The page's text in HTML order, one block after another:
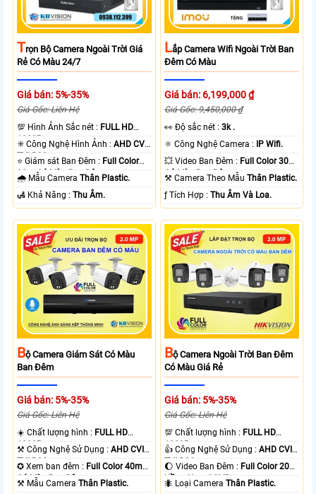
TRọn Bộ Camera Ngoài Trời Giá
Rẻ Có Màu 24/7
Giá bán: 5%-35%
Giá Gốc: Liên Hệ
💯 Hình Ảnh Sắc nét : FULL HD
1080P .
✳️ Công Nghệ Hình Ảnh :AHD CVI
TVI BCS.
⭐ Giám sát Ban Đêm : Full Color
20m Có Màu Ban Ðêm.
🌧️ Mẫu CameraThân Plastic.
️🛃 Khả Năng :Thu Âm.
LẮp Camera Wifi Ngoài Trời Ban
Đêm Có Màu
Giá bán: 6,199,000 ₫
Giá Gốc: 9,450,000 ₫
️👀 Độ sắc nét :3k .
⚛️ Công Nghệ Camera :
IP Wifi.
💥 Video Ban Đêm : Full Color 30m
Có Màu Ban Ðêm.
⚒ Camera Theo MẫuThân Plastic.
️ƒ Tích Hợp :Thu Âm Và Loa.
BỘ Camera Giám Sát Có Màu
Ban Đêm
Giá bán: 5%-35%
Giá Gốc: Liên Hệ
☀️ Chất lượng hình : FULL HD
1080P .
⚒ Công Nghệ Sử Dụng :AHD CVI
TVI BCS.
✪ Xem ban đêm : Full Color 40m
Có Màu Ban Ðêm.
⚒ Mẫu CameraThân Plastic.
BỘ Camera Ngoài Trời Ban Đêm
Có Màu Giá Rẻ
Giá bán: 5%-35%
Giá Gốc: Liên Hệ
💯 Chất lượng hình : FULL HD
1080P .
👍 Công Nghệ Sử Dụng :AHD CVI
TVI BCS.
🌔 Video Ban Đêm : Full Color 20m
Hồng Ngoại SMD.
🐜 Loại CameraThân Plastic.